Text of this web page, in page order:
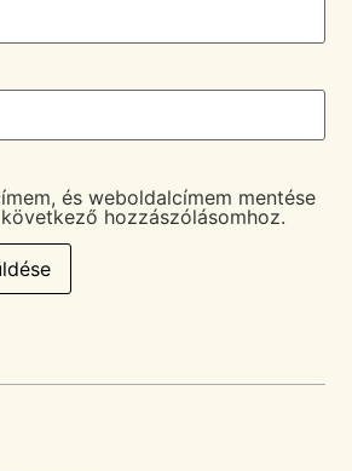
és weboldalcímem mentése
hozzászólásomhoz.